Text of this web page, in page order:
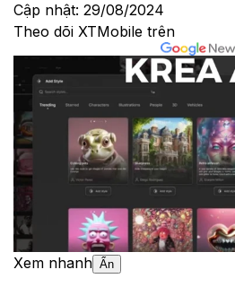
Cập nhật: 29/08/2024
Theo dõi XTMobile trên
Xem nhanh Ẩn